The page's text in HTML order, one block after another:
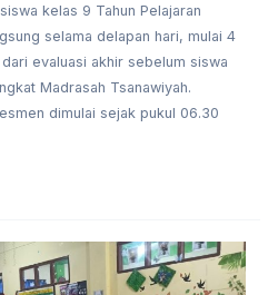
kelas 9 Tahun Pelajaran
selama delapan hari, mulai 4
evaluasi akhir sebelum siswa
Madrasah Tsanawiyah.
dimulai sejak pukul 06.30